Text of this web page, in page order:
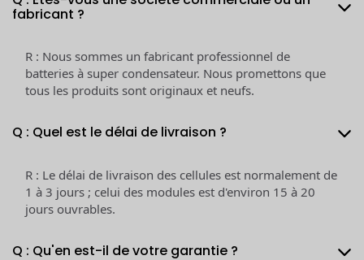
fabricant ?
R : Nous sommes un fabricant professionnel de
batteries à super condensateur. Nous promettons que
tous les produits sont originaux et neufs.
Q : Quel est le délai de livraison ?
R : Le délai de livraison des cellules est normalement de
1 à 3 jours ; celui des modules est d'environ 15 à 20
jours ouvrables.
Q : Qu'en est-il de votre garantie ?